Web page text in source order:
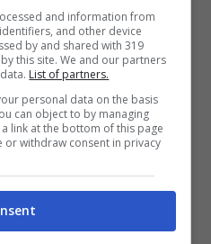
Ossini, la verità sul loro
in comune comela
and information from
and other device
by and shared with 319
this site. We and our partners
List of partners.
personal data on the basis
can object to by managing
link at the bottom of this page
or withdraw consent in privacy